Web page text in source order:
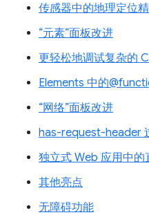
传感器中的地理定位
“元素”面板改进
更轻松地调试复杂的
Elements 中的
“网络”面板改进
has-request-header
独立式 Web 应用中的
其他亮点
无障碍功能